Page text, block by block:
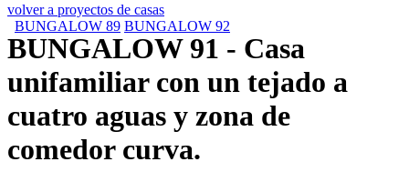
volver a proyectos de casas
BUNGALOW 89 BUNGALOW 92
BUNGALOW 91 - Casa
unifamiliar con un tejado a
cuatro aguas y zona de
comedor curva.